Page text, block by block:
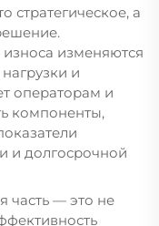
стратегическое, а
изменяются
и
операторам и
компоненты,
и долгосрочной
часть — это не